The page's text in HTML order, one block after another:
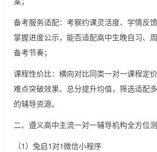
备考服务适配：考察约课灵活度、学情反
掌握进度公示，能否适配高中生晚自习、
备考节奏；
课程性价比：横向对比同类一对一课程定
难点突破效果、总分提升均值，筛选适配
的辅导资源。
二、遵义高中主流一对一辅导机构全方位
（1）兔启1对1微信小程序